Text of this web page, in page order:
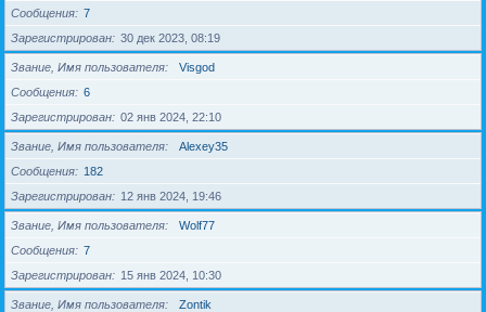
Сообщения
7
Зарегистрирован
30 дек 2023, 08:19
Звание, Имя пользователя
Visgod
Сообщения
6
Зарегистрирован
02 янв 2024, 22:10
Звание, Имя пользователя
Alexey35
Сообщения
182
Зарегистрирован
12 янв 2024, 19:46
Звание, Имя пользователя
Wolf77
Сообщения
7
Зарегистрирован
15 янв 2024, 10:30
Звание, Имя пользователя
Zontik